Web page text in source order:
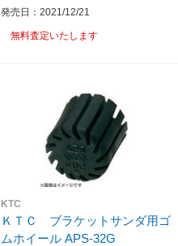
発売日：2021/12/21
無料査定いたします
KTC
ＫＴＣ ブラケットサンダ用ゴ
ムホイール APS-32G